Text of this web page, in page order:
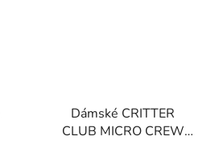
Dámské CRITTER
CLUB MICRO CREW